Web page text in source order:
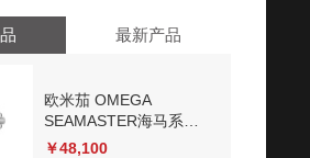
最新产品
欧米茄 OMEGA
SEAMASTER海马系列
300米潜水表
￥48,100